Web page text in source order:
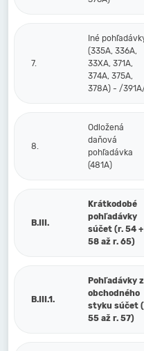
7.
Iné
(335A, 336A,
33XA, 371A,
374A, 375A,
378A) - /
8.
Odložená
daňová
pohľadávka
(481A)
B.III.
Krátkodobé
pohľadávky
súčet (r. 54
58 až r. 65)
B.III.1.
Pohľadávky z
obchodného
styku súčet
55 až r. 57)